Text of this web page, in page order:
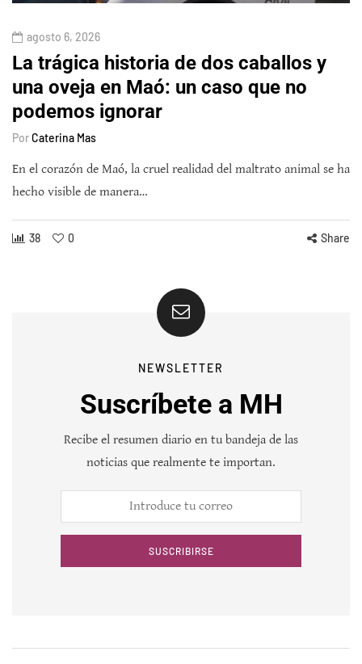
agosto 6, 2026
La trágica historia de dos caballos y
una oveja en Maó: un caso que no
podemos ignorar
PorCaterina Mas
En el corazón de Maó, la cruel realidad del maltrato animal se ha
hecho visible de manera…
38 0 Share
NEWSLETTER
Suscríbete a MH
Recibe el resumen diario en tu bandeja de las
noticias que realmente te importan.
SUSCRIBIRSE